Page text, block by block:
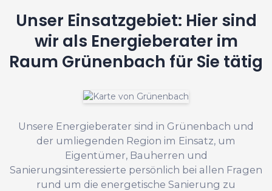
Unser Einsatzgebiet: Hier sind
wir als Energieberater im
Raum Grünenbach für Sie tätig
Unsere Energieberater sind in Grünenbach und
der umliegenden Region im Einsatz, um
Eigentümer, Bauherren und
Sanierungsinteressierte persönlich bei allen Fragen
rund um die energetische Sanierung zu